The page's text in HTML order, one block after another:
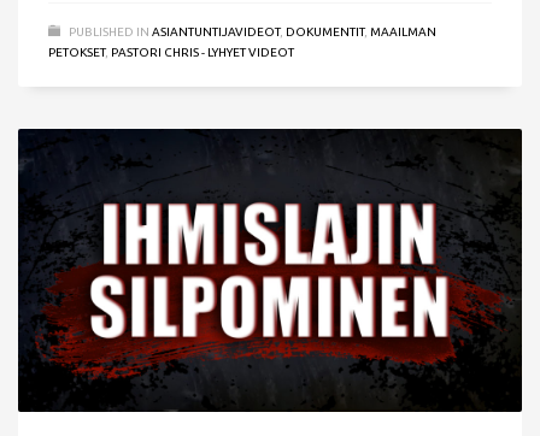
PUBLISHED IN ASIANTUNTIJAVIDEOT, DOKUMENTIT, MAAILMAN
PETOKSET, PASTORI CHRIS - LYHYET VIDEOT